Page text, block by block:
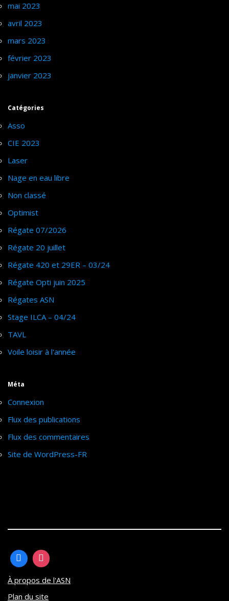
mai 2023
avril 2023
mars 2023
février 2023
janvier 2023
Catégories
Asso
CIE 2023
Laser
Nage en eau libre
Non classé
Optimist
Régate 07/2026
Régate 20 juillet
Régate 420 et 29ER – 03/24
Régate Opti juin 2025
Régates ASN
Stage ILCA – 04/24
TAVL
Voile loisir à l'année
Méta
Connexion
Flux des publications
Flux des commentaires
Site de WordPress-FR
À propos de l'ASN
Plan du site